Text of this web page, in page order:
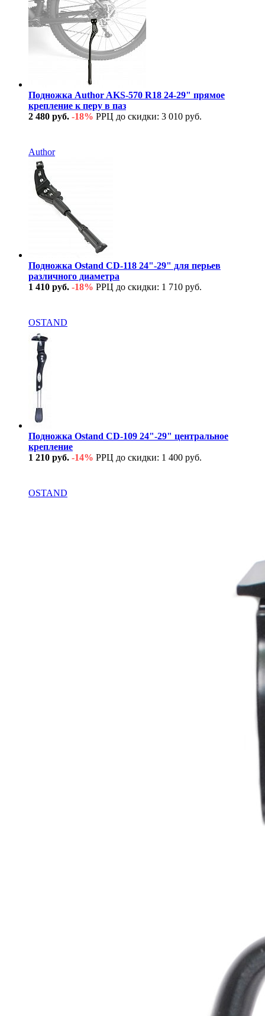
Подножка Author AKS-570 R18 24-29" прямое
крепление к перу в паз
2 480 руб. -18% РРЦ до скидки: 3 010 руб.
Author
Подножка Ostand CD-118 24"-29" для перьев
различного диаметра
1 410 руб. -18% РРЦ до скидки: 1 710 руб.
OSTAND
Подножка Ostand CD-109 24"-29" центральное
крепление
1 210 руб. -14% РРЦ до скидки: 1 400 руб.
OSTAND